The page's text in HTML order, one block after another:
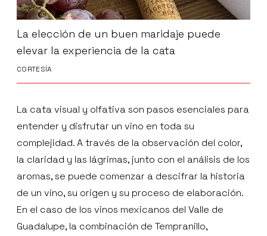
La elección de un buen maridaje puede
elevar la experiencia de la cata
CORTESÍA
La cata visual y olfativa son pasos esenciales para
entender y disfrutar un vino en toda su
complejidad. A través de la observación del color,
la claridad y las lágrimas, junto con el análisis de los
aromas, se puede comenzar a descifrar la historia
de un vino, su origen y su proceso de elaboración.
En el caso de los vinos mexicanos del Valle de
Guadalupe, la combinación de Tempranillo,